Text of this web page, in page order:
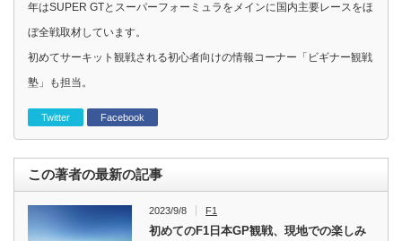
年はSUPER GTとスーパーフォーミュラをメインに国内主要レースをほ
ぼ全戦取材しています。
初めてサーキット観戦される初心者向けの情報コーナー「ビギナー観戦
塾」も担当。
Twitter Facebook
この著者の最新の記事
2023/9/8 F1
初めてのF1日本GP観戦、現地での楽しみ